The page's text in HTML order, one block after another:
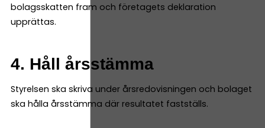
bolagsskatten fram och företagets deklaration
upprättas.
4. Håll årsstämma
Styrelsen ska skriva under årsredovisningen och bolaget
ska hålla årsstämma där resultatet fastställs.